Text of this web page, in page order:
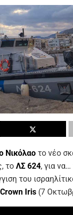
Νικόλαο το νέο
το ΛΣ 624, για
του
Crown Iris (7